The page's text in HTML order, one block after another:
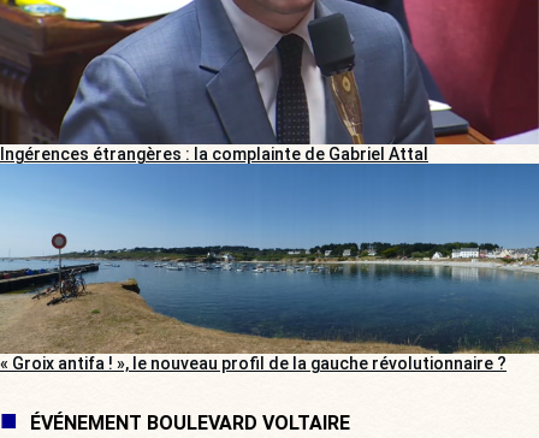
Ingérences étrangères : la complainte de Gabriel Attal
« Groix antifa ! », le nouveau profil de la gauche révolutionnaire ?
ÉVÉNEMENT BOULEVARD VOLTAIRE